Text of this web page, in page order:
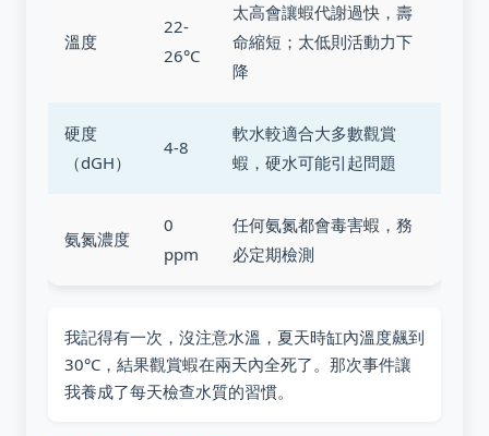
溫度
22-
26°C
太高會讓蝦代謝過快，壽
命縮短；太低則活動力下
降
硬度
（dGH）
4-8
軟水較適合大多數觀賞
蝦，硬水可能引起問題
氨氮濃度
0
ppm
任何氨氮都會毒害蝦，務
必定期檢測
我記得有一次，沒注意水溫，夏天時缸內溫度飆到
30°C，結果觀賞蝦在兩天內全死了。那次事件讓
我養成了每天檢查水質的習慣。